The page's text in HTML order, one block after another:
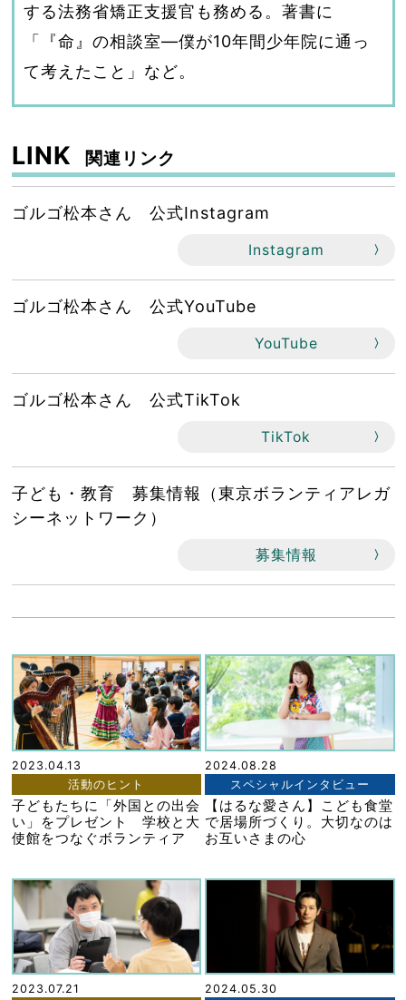
する法務省矯正支援官も務める。著書に
「『命』の相談室―僕が10年間少年院に通っ
て考えたこと」など。
LINK 関連リンク
ゴルゴ松本さん 公式Instagram
Instagram
ゴルゴ松本さん 公式YouTube
YouTube
ゴルゴ松本さん 公式TikTok
TikTok
子ども・教育 募集情報（東京ボランティアレガ
シーネットワーク）
募集情報
2023.04.13
活動のヒント
子どもたちに「外国との出会
い」をプレゼント 学校と大
使館をつなぐボランティア
2024.08.28
スペシャルインタビュー
【はるな愛さん】こども食堂
で居場所づくり。大切なのは
お互いさまの心
2023.07.21
2024.05.30